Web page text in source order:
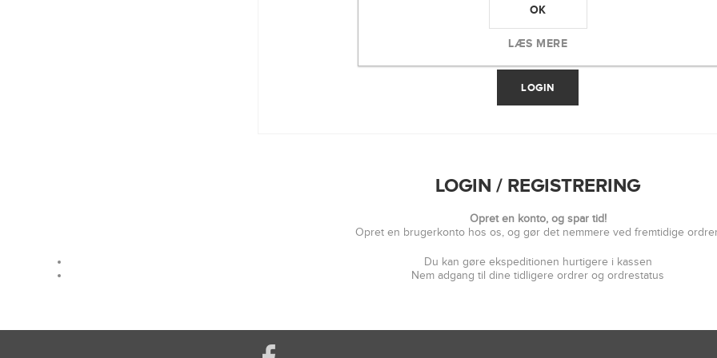
LOGIN / REGISTRERING
Opret en konto, og spar tid!
Opret en brugerkonto hos os, og gør det nemmere ved fremtidige
Du kan gøre ekspeditionen hurtigere i kassen
Nem adgang til dine tidligere ordrer og ordrestatus
OK
LÆS MERE